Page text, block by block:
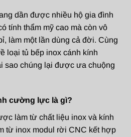
dần được nhiều hộ gia đình
tính thẩm mỹ cao mà còn vô
làm một lần dùng cả đời. Cùng
loại tủ bếp inox cánh kính
sao chúng lại được ưa chuộng
cường lực là gì?
làm từ chất liệu inox và kính
từ inox modul rời CNC kết hợp